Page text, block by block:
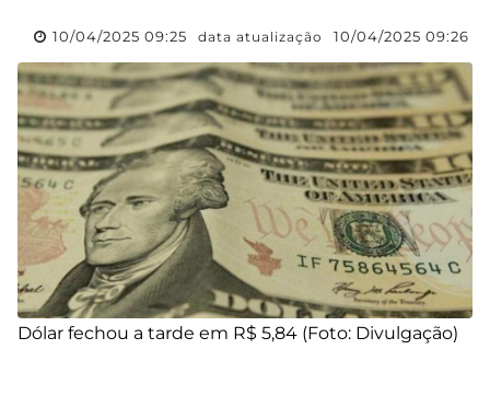
10/04/2025 09:25 data atualização 10/04/2025 09:26
Dólar fechou a tarde em R$ 5,84 (Foto: Divulgação)